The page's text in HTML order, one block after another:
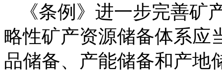
《条例》进一步完善
略性矿产资源储备体系应
品储备、产能储备和产地